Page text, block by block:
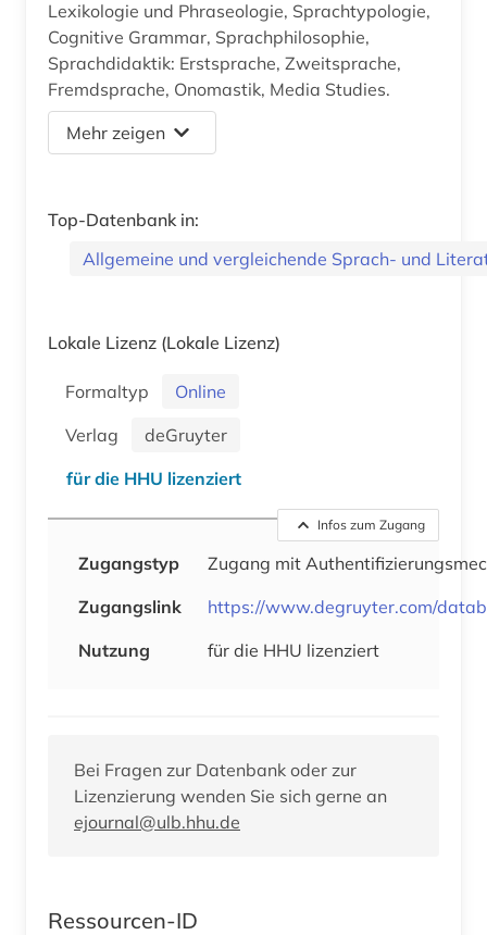
Lexikologie und Phraseologie, Sprachtypologie,
Cognitive Grammar, Sprachphilosophie,
Sprachdidaktik: Erstsprache, Zweitsprache,
Fremdsprache, Onomastik, Media Studies.
Mehr zeigen
Top-Datenbank in:
Allgemeine und vergleichende Sprach- und
Lokale Lizenz (Lokale Lizenz)
Formaltyp
Online
Verlag
deGruyter
für die HHU lizenziert
Infos zum Zugang
Zugangstyp
Zugang mit
Zugangslink
https://www.degruyter.com/
Nutzung
für die HHU lizenziert
Bei Fragen zur Datenbank oder zur
Lizenzierung wenden Sie sich gerne an
ejournal@ulb.hhu.de
Ressourcen-ID